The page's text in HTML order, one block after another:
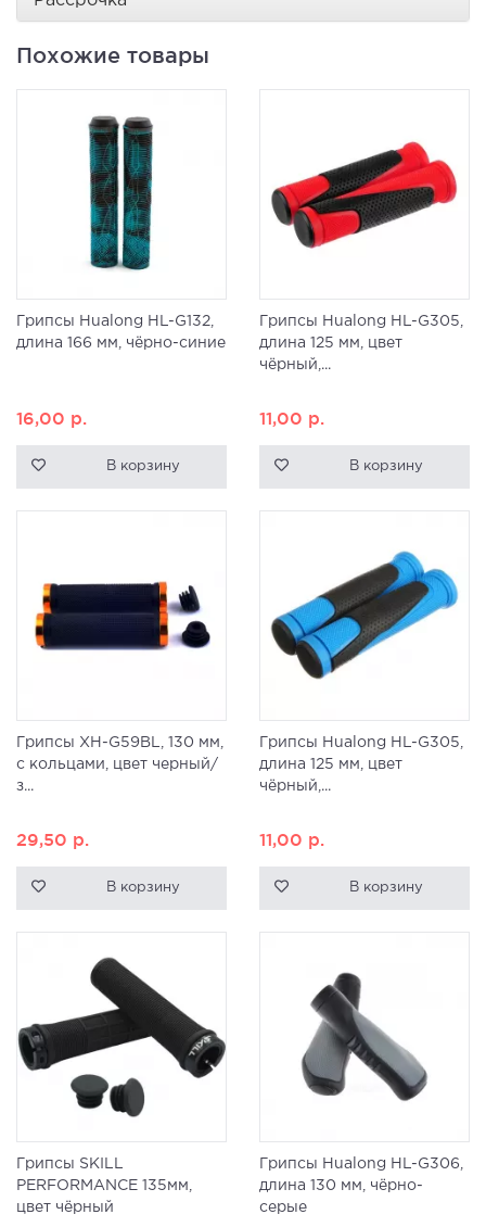
Похожие товары
Грипсы Hualong HL-G132,
длина 166 мм, чёрно-синие
16,00 р.
В корзину
Грипсы Hualong HL-G305,
длина 125 мм, цвет
чёрный,...
11,00 р.
В корзину
Грипсы XH-G59BL, 130 мм,
с кольцами, цвет черный/
з...
29,50 р.
В корзину
Грипсы Hualong HL-G305,
длина 125 мм, цвет
чёрный,...
11,00 р.
В корзину
Грипсы SKILL
PERFORMANCE 135мм,
цвет чёрный
Грипсы Hualong HL-G306,
длина 130 мм, чёрно-
серые